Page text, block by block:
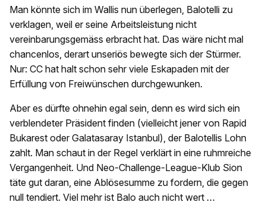
Man könnte sich im Wallis nun überlegen, Balotelli zu
verklagen, weil er seine Arbeitsleistung nicht
vereinbarungsgemäss erbracht hat. Das wäre nicht mal
chancenlos, derart unseriös bewegte sich der Stürmer.
Nur: CC hat halt schon sehr viele Eskapaden mit der
Erfüllung von Freiwünschen durchgewunken.
Aber es dürfte ohnehin egal sein, denn es wird sich ein
verblendeter Präsident finden (vielleicht jener von Rapid
Bukarest oder Galatasaray Istanbul), der Balotellis Lohn
zahlt. Man schaut in der Regel verklärt in eine ruhmreiche
Vergangenheit. Und Neo-Challenge-League-Klub Sion
täte gut daran, eine Ablösesumme zu fordern, die gegen
null tendiert. Viel mehr ist Balo auch nicht wert …